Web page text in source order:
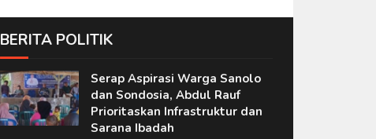
BERITA POLITIK
Serap Aspirasi Warga Sanolo
dan Sondosia, Abdul Rauf
Prioritaskan Infrastruktur dan
Sarana Ibadah